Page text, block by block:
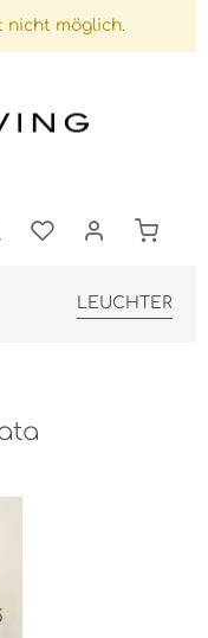
nicht möglich.
LEUCHTER